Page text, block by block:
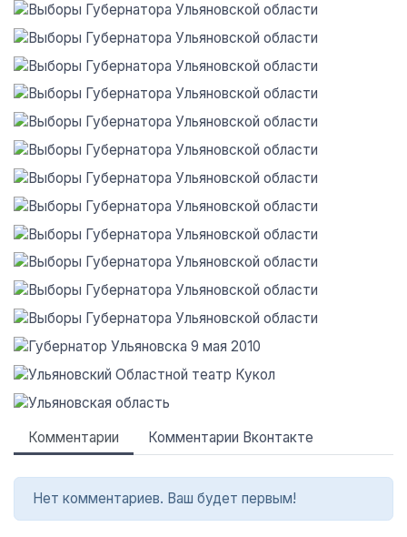
Комментарии Комментарии Вконтакте
Нет комментариев. Ваш будет первым!